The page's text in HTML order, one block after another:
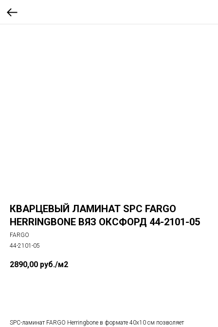
КВАРЦЕВЫЙ ЛАМИНАТ SPC FARGO
HERRINGBONE ВЯЗ ОКСФОРД 44-2101-05
FARGO
44-2101-05
2890,00 руб./м2
SPC-ламинат FARGO Herringbone в формате 40х10 см позволяет